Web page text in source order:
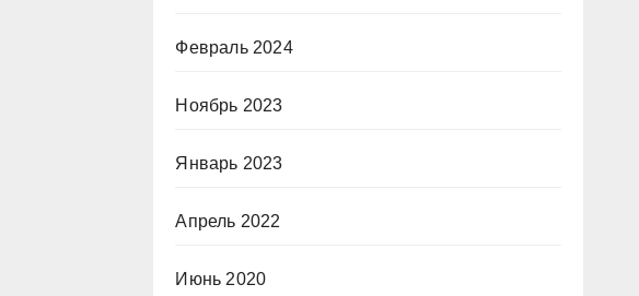
Февраль 2024
Ноябрь 2023
Январь 2023
Апрель 2022
Июнь 2020